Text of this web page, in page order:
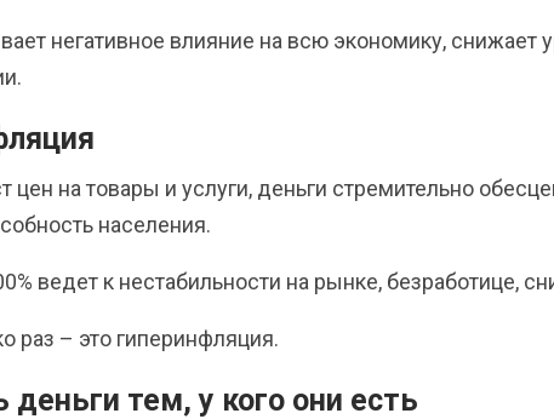
негативное влияние на всю экономику, снижает
цен на товары и услуги, деньги стремительно
населения.
ведет к нестабильности на рынке, безработице,
раз – это гиперинфляция.
деньги тем, у кого они есть